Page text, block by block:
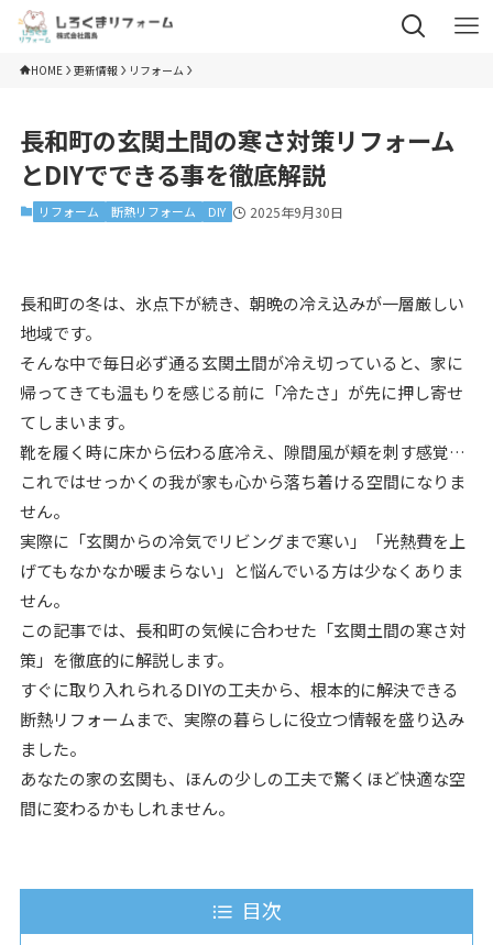
HOME 更新情報 リフォーム
長和町の玄関土間の寒さ対策リフォーム
とDIYでできる事を徹底解説
リフォーム 断熱リフォーム DIY 2025年9月30日
長和町の冬は、氷点下が続き、朝晩の冷え込みが一層厳しい
地域です。
そんな中で毎日必ず通る玄関土間が冷え切っていると、家に
帰ってきても温もりを感じる前に「冷たさ」が先に押し寄せ
てしまいます。
靴を履く時に床から伝わる底冷え、隙間風が頬を刺す感覚…
これではせっかくの我が家も心から落ち着ける空間になりま
せん。
実際に「玄関からの冷気でリビングまで寒い」「光熱費を上
げてもなかなか暖まらない」と悩んでいる方は少なくありま
せん。
この記事では、長和町の気候に合わせた「玄関土間の寒さ対
策」を徹底的に解説します。
すぐに取り入れられるDIYの工夫から、根本的に解決できる
断熱リフォームまで、実際の暮らしに役立つ情報を盛り込み
ました。
あなたの家の玄関も、ほんの少しの工夫で驚くほど快適な空
間に変わるかもしれません。
目次